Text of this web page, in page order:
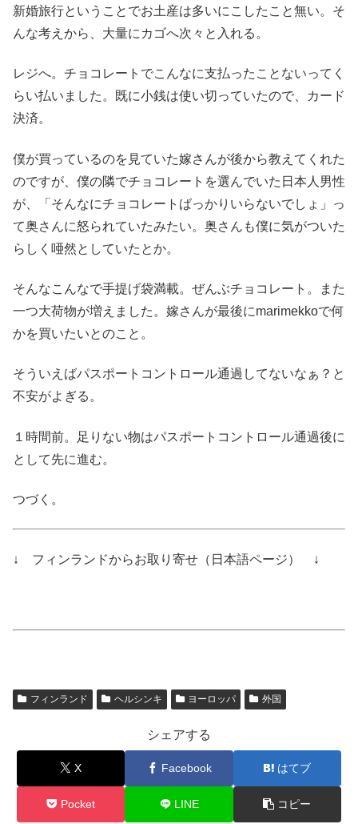
新婚旅行ということでお土産は多いにこしたこと無い。そ
んな考えから、大量にカゴへ次々と入れる。
レジへ。チョコレートでこんなに支払ったことないってく
らい払いました。既に小銭は使い切っていたので、カード
決済。
僕が買っているのを見ていた嫁さんが後から教えてくれた
のですが、僕の隣でチョコレートを選んでいた日本人男性
が、「そんなにチョコレートばっかりいらないでしょ」っ
て奥さんに怒られていたみたい。奥さんも僕に気がついた
らしく唖然としていたとか。
そんなこんなで手提げ袋満載。ぜんぶチョコレート。また
一つ大荷物が増えました。嫁さんが最後にmarimekkoで何
かを買いたいとのこと。
そういえばパスポートコントロール通過してないなぁ？と
不安がよぎる。
１時間前。足りない物はパスポートコントロール通過後に
として先に進む。
つづく。
↓ フィンランドからお取り寄せ（日本語ページ） ↓
フィンランド ヘルシンキ ヨーロッパ 外国
シェアする
X Facebook はてブ
Pocket LINE コピー